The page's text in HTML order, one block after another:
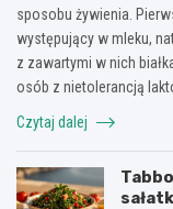
sposobu żywienia.
występujący w mleku,
z zawartymi w nich
osób z nietolerancją
Czytaj dalej